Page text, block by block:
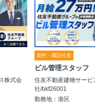
株式会
契約・嘱託社員
ビル管理スタッフ
住友不動産建物サービ
社/bkf26001
勤務地：港区